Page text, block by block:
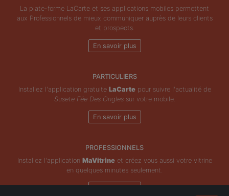
La plate-forme LaCarte et ses applications mobiles permettent
aux Professionnels de mieux communiquer auprès de leurs clients
et prospects.
En savoir plus
PARTICULIERS
Installez l'application gratuite LaCartepour suivre l'actualité de
Susete Fée Des Onglessur votre mobile.
En savoir plus
PROFESSIONNELS
Installez l'application MaVitrineet créez vous aussi votre vitrine
en quelques minutes seulement.
En savoir plus